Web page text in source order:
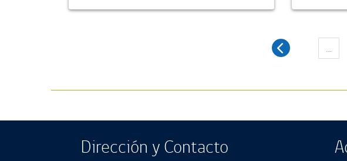
…
Dirección y Contacto